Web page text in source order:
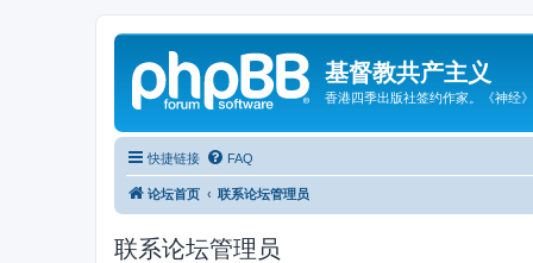
基督教共产主义
香港四季出版社签约作家。《神经
快捷链接 FAQ
论坛首页 联系论坛管理员
联系论坛管理员